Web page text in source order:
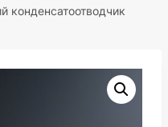
конденсатоотводчик